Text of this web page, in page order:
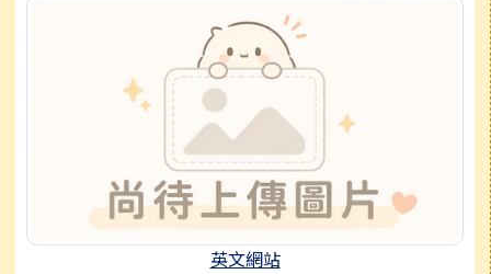
英文網站